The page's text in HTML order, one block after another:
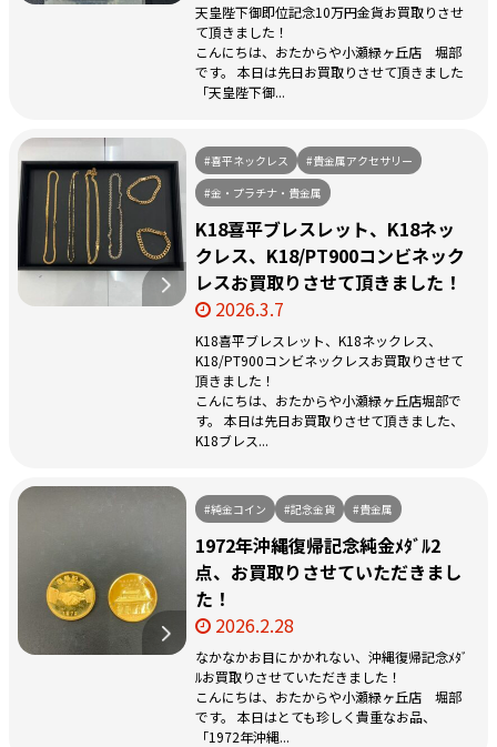
天皇陛下御即位記念10万円金貨お買取りさせ
て頂きました！
こんにちは、おたからや小瀬緑ヶ丘店 堀部
です。 本日は先日お買取りさせて頂きました
「天皇陛下御...
#喜平ネックレス
#貴金属アクセサリー
#金・プラチナ・貴金属
K18喜平ブレスレット、K18ネッ
クレス、K18/PT900コンビネック
レスお買取りさせて頂きました！
2026.3.7
K18喜平ブレスレット、K18ネックレス、
K18/PT900コンビネックレスお買取りさせて
頂きました！
こんにちは、おたからや小瀬緑ヶ丘店堀部で
す。 本日は先日お買取りさせて頂きました、
K18ブレス...
#純金コイン #記念金貨 #貴金属
1972年沖縄復帰記念純金ﾒﾀﾞﾙ2
点、お買取りさせていただきまし
た！
2026.2.28
なかなかお目にかかれない、沖縄復帰記念ﾒﾀﾞ
ﾙお買取りさせていただきました！
こんにちは、おたからや小瀬緑ヶ丘店 堀部
です。 本日はとても珍しく貴重なお品、
「1972年沖縄...